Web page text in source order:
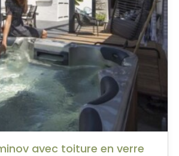
avec toiture en verre